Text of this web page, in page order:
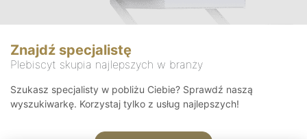
Znajdź specjalistę
Plebiscyt skupia najlepszych w branży
Szukasz specjalisty w pobliżu Ciebie? Sprawdź naszą
wyszukiwarkę. Korzystaj tylko z usług najlepszych!